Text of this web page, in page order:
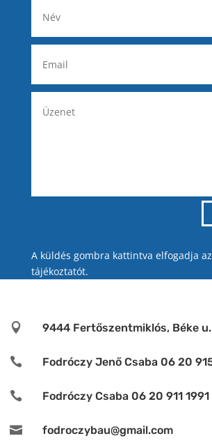
A küldés gombra kattintva elfogadja
tájékoztatót.
 9444 Fertőszentmiklós, Béke u.
 Fodróczy Jenő Csaba 06 20
 Fodróczy Csaba 06 20 911 1991
 fodroczybau@gmail.com